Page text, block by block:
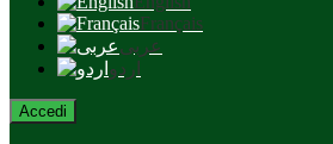
Français
عربى
اردو
Accedi